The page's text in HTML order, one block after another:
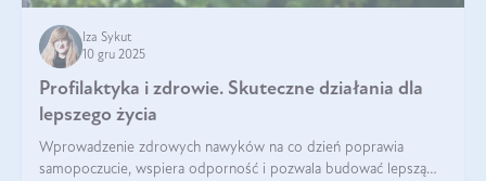
Iza Sykut
10 gru 2025
Profilaktyka i zdrowie. Skuteczne działania dla
lepszego życia
Wprowadzenie zdrowych nawyków na co dzień poprawia
samopoczucie, wspiera odporność i pozwala budować lepszą